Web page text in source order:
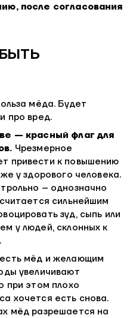
после согласования
мёда. Будет
про вред.
— красный флаг для
Чрезмерное
привести к повышению
у здорового человека.
– однозначно
сильнейшим
зуд, сыпь или
у людей, склонных к
мёд и желающим
увеличивают
при этом плохо
хочется есть снова.
мёд разрешается на